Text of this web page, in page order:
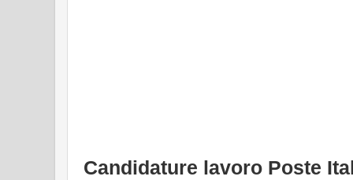
Candidature lavoro Poste